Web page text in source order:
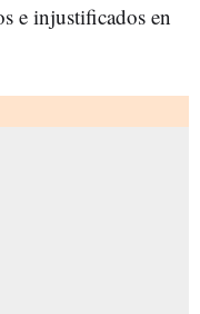
e injustificados en